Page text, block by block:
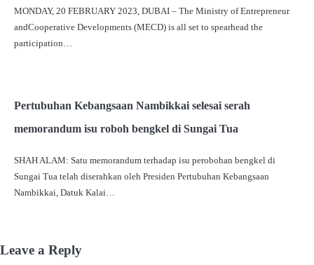
MONDAY, 20 FEBRUARY 2023, DUBAI – The Ministry of Entrepreneur
andCooperative Developments (MECD) is all set to spearhead the
participation…
Pertubuhan Kebangsaan Nambikkai selesai serah
memorandum isu roboh bengkel di Sungai Tua
SHAH ALAM: Satu memorandum terhadap isu perobohan bengkel di
Sungai Tua telah diserahkan oleh Presiden Pertubuhan Kebangsaan
Nambikkai, Datuk Kalai…
Leave a Reply